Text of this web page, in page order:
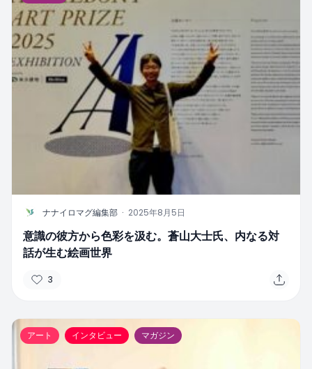
N ナナイロマグ編集部 · 2025年8月5日
意識の彼方から色彩を汲む。蒼山大士氏、内なる対
話が生む絵画世界
3
アート インタビュー マガジン